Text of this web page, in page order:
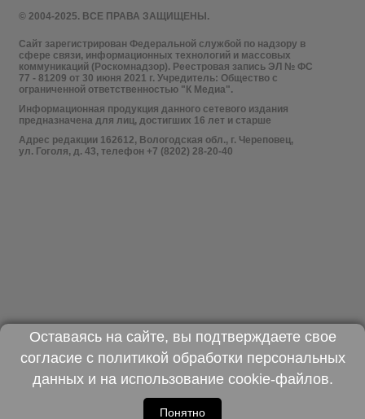
© 2004-2025. ВСЕ ПРАВА ЗАЩИЩЕНЫ.
Сайт зарегистрирован Федеральной службой по надзору в
сфере связи, информационных технологий и массовых
коммуникаций (Роскомнадзор). Реестровая запись ЭЛ № ФС
77 - 81209 от 30 июня 2021 г. Учредитель: Общество с
ограниченной ответственностью "К Медиа".
Информационная продукция данного сетевого издания
предназначена для лиц, достигших 16 лет и старше
Адрес редакции 162612, Вологодская обл., г. Череповец,
ул. Гоголя, д. 43, телефон +7 (8202) 28-20-40
Оставаясь на сайте, вы подтверждаете свое
согласие с политикой обработки персональных
данныхи на использование cookie-файлов.
Понятно